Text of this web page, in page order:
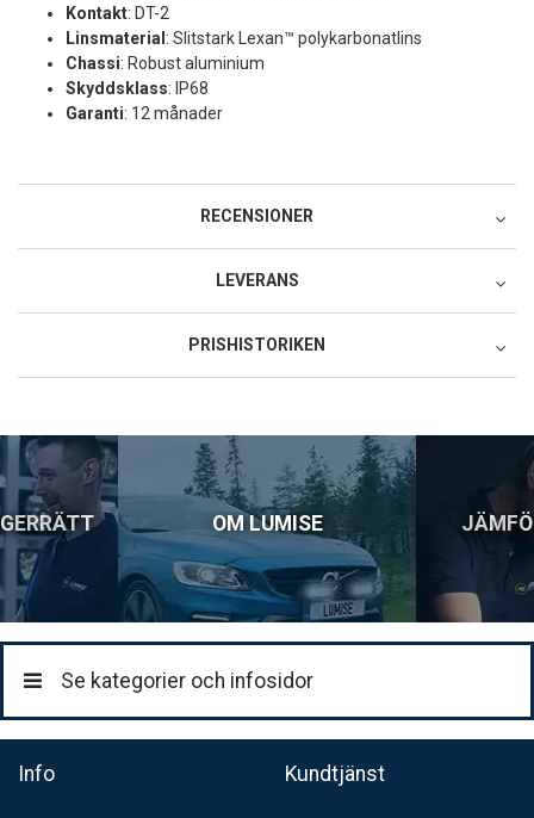
Kontakt: DT-2
Linsmaterial : Slitstark Lexan™ polykarbonatlins
Chassi: Robust aluminium
Skyddsklass: IP68
Garanti: 12 månader
RECENSIONER
LEVERANS
Postnord MyPack Collect
Postnord Parcel (till företag)
129:-
DHL Service Point
79:-
DHL Företagspaket / Hemleverans
199:-
PRISHISTORIKEN
OM LUMISE
Se kategorier och infosidor
Info Kundtjänst